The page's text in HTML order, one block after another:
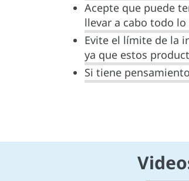
Acepte que puede
llevar a cabo todo lo
Evite el límite de la
ya que estos
Si tiene